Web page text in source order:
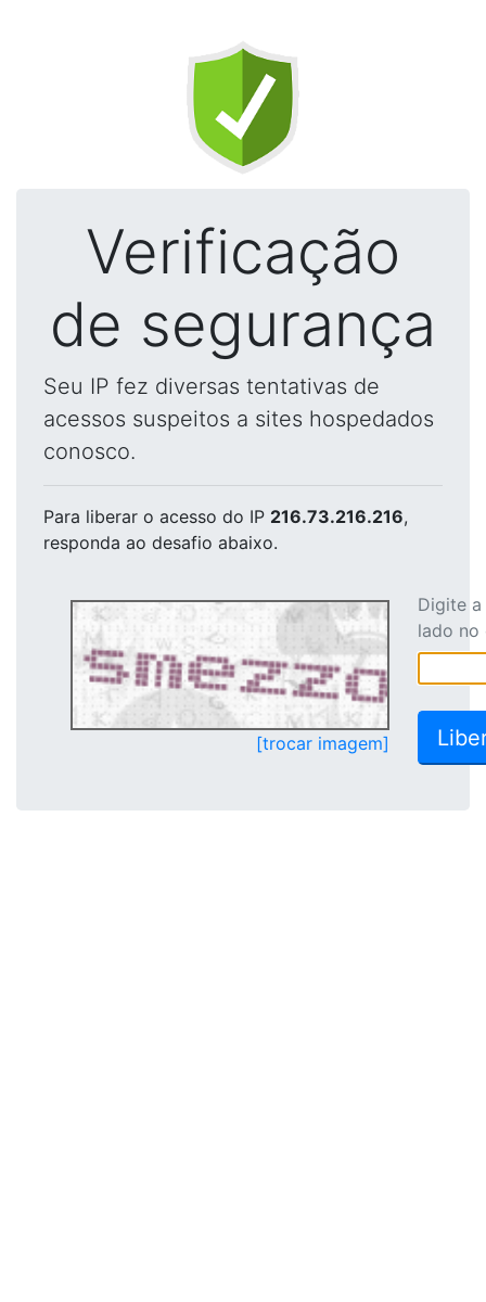
Verificação
de segurança
Seu IP fez diversas tentativas de
acessos suspeitos a sites hospedados
conosco.
Para liberar o acesso do IP 216.73.216.216,
responda ao desafio abaixo.
[trocar imagem]
Digite
lado no